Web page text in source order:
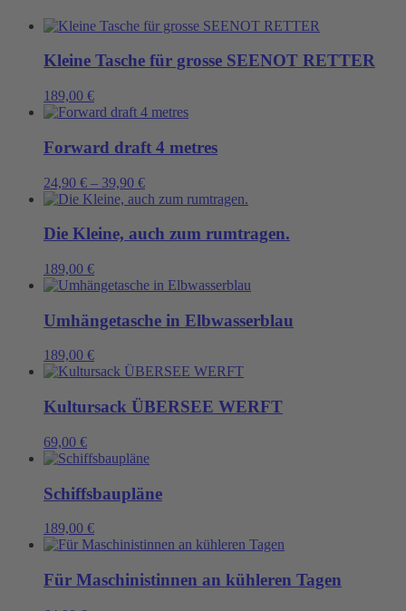
Kleine Tasche für grosse SEENOT RETTER
189,00 €
Forward draft 4 metres
24,90 € – 39,90 €
Die Kleine, auch zum rumtragen.
189,00 €
Umhängetasche in Elbwasserblau
189,00 €
Kultursack ÜBERSEE WERFT
69,00 €
Schiffsbaupläne
189,00 €
Für Maschinistinnen an kühleren Tagen